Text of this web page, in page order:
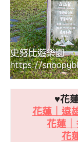
♥花
花蓮｜遠
花蓮
花